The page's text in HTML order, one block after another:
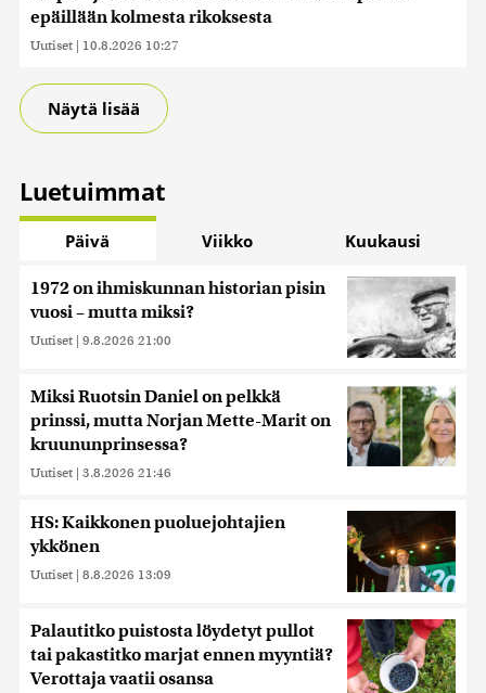
epäillään kolmesta rikoksesta
Uutiset | 10.8.2026 10:27
Näytä lisää
Luetuimmat
Päivä Viikko Kuukausi
1972 on ihmiskunnan historian pisin
vuosi – mutta miksi?
Uutiset | 9.8.2026 21:00
Miksi Ruotsin Daniel on pelkkä
prinssi, mutta Norjan Mette-Marit on
kruununprinsessa?
Uutiset | 3.8.2026 21:46
HS: Kaikkonen puoluejohtajien
ykkönen
Uutiset | 8.8.2026 13:09
Palautitko puistosta löydetyt pullot
tai pakastitko marjat ennen myyntiä?
Verottaja vaatii osansa